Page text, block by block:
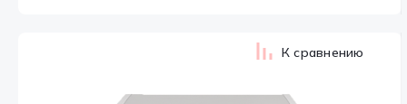
К сравнению